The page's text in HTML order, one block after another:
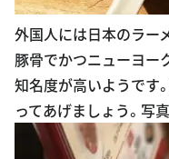
外国人には日本のラー
豚骨でかつニューヨー
知名度が高いようです
ってあげましょう。写